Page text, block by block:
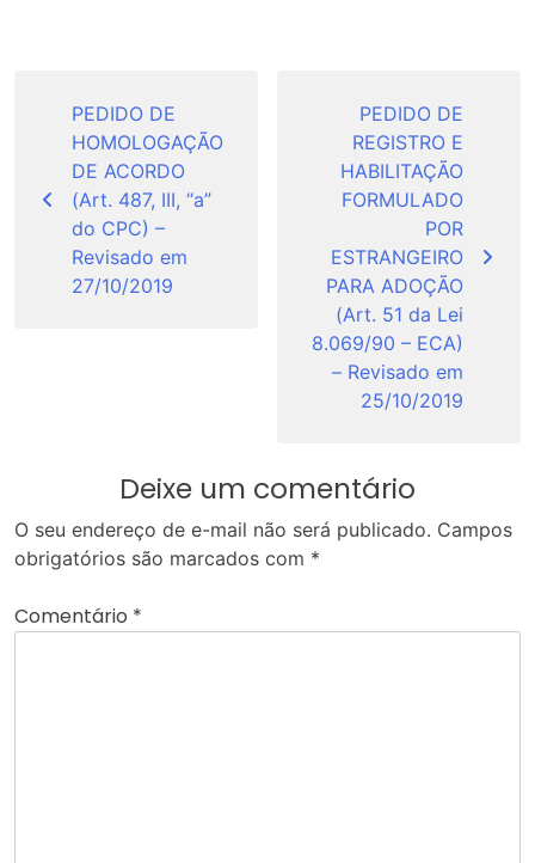
Post
PEDIDO DE
HOMOLOGAÇÃO
DE ACORDO
(Art. 487, III, “a”
do CPC) –
Revisado em
27/10/2019
PEDIDO DE
REGISTRO E
HABILITAÇÃO
FORMULADO
POR
ESTRANGEIRO
PARA ADOÇÃO
(Art. 51 da Lei
8.069/90 – ECA)
– Revisado em
25/10/2019
Deixe um comentário
O seu endereço de e-mail não será publicado. Campos
obrigatórios são marcados com *
Comentário *